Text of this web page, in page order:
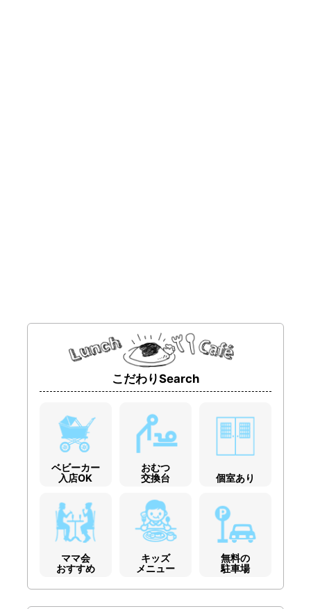
こだわりSearch
ベビーカー
入店OK
おむつ
交換台
個室あり
ママ会
おすすめ
キッズ
メニュー
無料の
駐車場